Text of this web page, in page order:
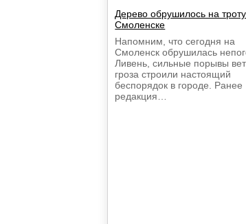
Дерево обрушилось на
Смоленске
Напомним, что сегодня на
Смоленск обрушилась
Ливень, сильные порывы
гроза строили настоящий
беспорядок в городе. Ранее
редакция…